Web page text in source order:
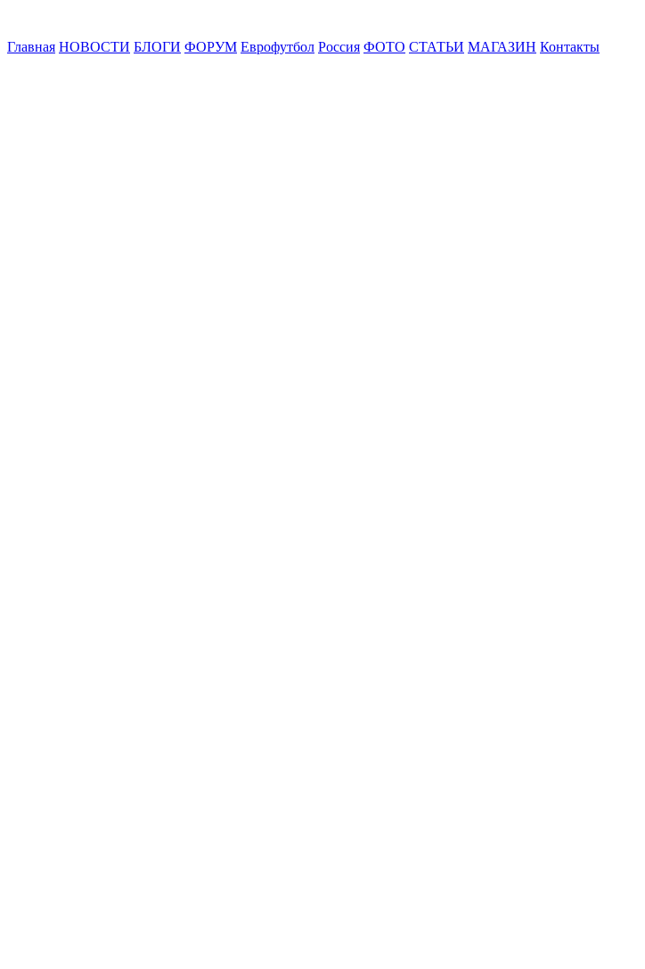
Главная НОВОСТИ БЛОГИ ФОРУМ Еврофутбол Россия ФОТО СТАТЬИ МАГАЗИН Контакты